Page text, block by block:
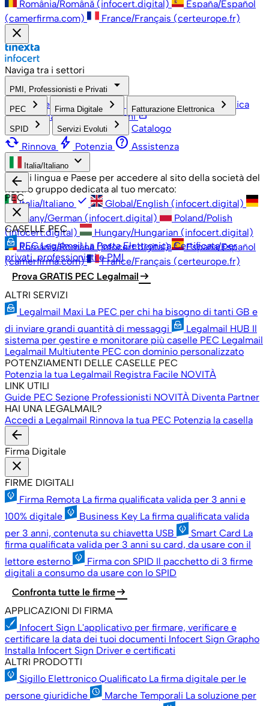
România/Română (infocert.digital)
España/Español
(camerfirma.com)
France/Français (certeurope.fr)
close
Naviga tra i settori
PMI, Professionisti e Privati arrow_drop_down
PMI, Professionisti e Privati check Grandi Aziende
Pubblica
Amministrazione Associazioni open_in_new
PEC keyboard_arrow_right Firma Digitale keyboard_arrow_right Fatturazione Elettronica keyboard_arrow_right
SPID keyboard_arrow_right Servizi Evoluti keyboard_arrow_right Catalogo
cached Rinnova bolt Potenzia help Assistenza
Italia/Italiano keyboard_arrow_down
Scegli lingua e Paese per accedere al sito della società del
nostro gruppo dedicata al tuo mercato:
Italia/Italiano check
Global/English (infocert.digital)
Germany/German (infocert.digital)
Poland/Polish
(infocert.digital)
Hungary/Hungarian (infocert.digital)
România/Română (infocert.digital)
España/Español
(camerfirma.com)
France/Français (certeurope.fr)
arrow_back
PEC
close
CASELLE PEC
PEC Legalmail La Posta Elettronica Certificata per
privati, professionisti e PMI
Prova GRATIS PEC Legalmail arrow_right_alt
ALTRI SERVIZI
Legalmail Maxi La PEC per chi ha bisogno di tanti GB e
di inviare grandi quantità di messaggi
Legalmail HUB Il
sistema per gestire e monitorare più caselle PEC Legalmail
Legalmail Multiutente PEC con dominio personalizzato
POTENZIAMENTI DELLE CASELLE PEC
Potenzia la tua Legalmail Registra Facile NOVITÀ
LINK UTILI
Guide PEC Sezione Professionisti NOVITÀ Diventa Partner
HAI UNA LEGALMAIL?
Accedi a Legalmail Rinnova la tua PEC Potenzia la casella
arrow_back
Firma Digitale
close
FIRME DIGITALI
Firma Remota La firma qualificata valida per 3 anni e
100% digitale
Business Key La firma qualificata valida
per 3 anni, contenuta su chiavetta USB
Smart Card La
firma qualificata valida per 3 anni su card, da usare con il
lettore esterno
Firma con SPID Il pacchetto di 3 firme
digitali a consumo da usare con lo SPID
Confronta tutte le firmearrow_right_alt
APPLICAZIONI DI FIRMA
Infocert Sign L'applicativo per firmare, verificare e
certificare la data dei tuoi documenti Infocert Sign Grapho
Installa Infocert Sign Driver e certificati
ALTRI PRODOTTI
Sigillo Elettronico Qualificato La firma digitale per le
persone giuridiche
Marche Temporali La soluzione per